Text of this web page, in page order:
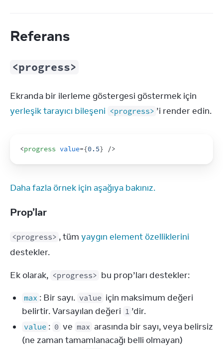
Referans
<progress>
yerleşik tarayıcı bileşeni <progress> ’i render edin.
<progress value={0.5} />
Daha fazla örnek için aşağıya bakınız.
Prop’lar
<progress> , tüm yaygın element özelliklerini
destekler.
Ek olarak, <progress> bu prop’ları destekler:
max : Bir sayı. value için maksimum değeri
belirtir. Varsayılan değeri 1 ’dir.
value : 0 ve max arasında bir sayı, veya belirsiz
(ne zaman tamamlanacağı belli olmayan)